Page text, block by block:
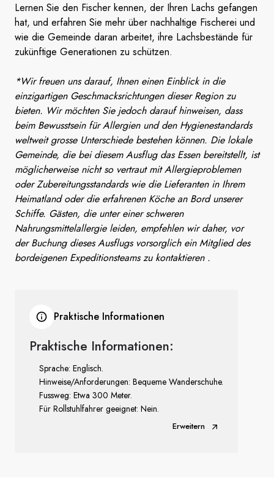
Lernen Sie den Fischer kennen, der Ihren Lachs gefangen
hat, und erfahren Sie mehr über nachhaltige Fischerei und
wie die Gemeinde daran arbeitet, ihre Lachsbestände für
zukünftige Generationen zu schützen.
*Wir freuen uns darauf, Ihnen einen Einblick in die
einzigartigen Geschmacksrichtungen dieser Region zu
bieten. Wir möchten Sie jedoch darauf hinweisen, dass
beim Bewusstsein für Allergien und den Hygienestandards
weltweit grosse Unterschiede bestehen können. Die lokale
Gemeinde, die bei diesem Ausflug das Essen bereitstellt, ist
möglicherweise nicht so vertraut mit Allergieproblemen
oder Zubereitungsstandards wie die Lieferanten in Ihrem
Heimatland oder die erfahrenen Köche an Bord unserer
Schiffe. Gästen, die unter einer schweren
Nahrungsmittelallergie leiden, empfehlen wir daher, vor
der Buchung dieses Ausflugs vorsorglich ein Mitglied des
bordeigenen Expeditionsteams zu kontaktieren .
Praktische Informationen
Praktische Informationen:
Sprache: Englisch.
Hinweise/Anforderungen: Bequeme Wanderschuhe.
Fussweg: Etwa 300 Meter.
Für Rollstuhlfahrer geeignet: Nein.
Erweitern